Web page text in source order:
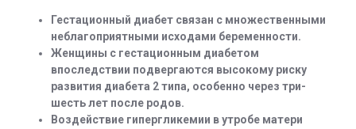
Гестационный диабет связан с множественными
неблагоприятными исходами беременности.
Женщины с гестационным диабетом
впоследствии подвергаются высокому риску
развития диабета 2 типа, особенно через три-
шесть лет после родов.
Воздействие гипергликемии в утробе матери